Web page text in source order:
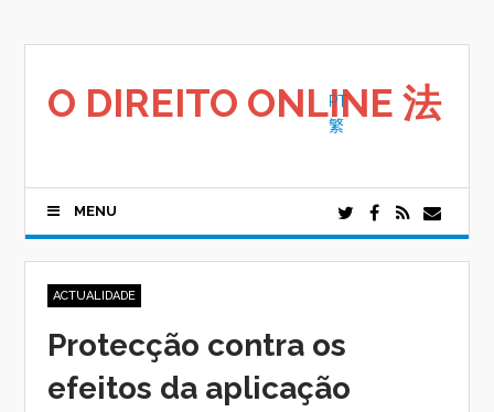
O DIREITO ONLINE 法
PT
繁
MENU
ACTUALIDADE
Protecção contra os
efeitos da aplicação